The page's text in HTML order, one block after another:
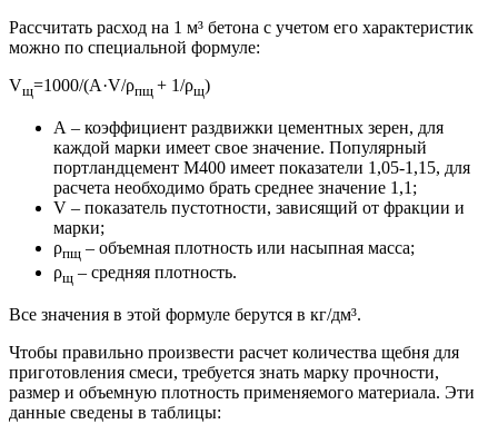
Рассчитать расход на 1 м³ бетона с учетом его характеристик
можно по специальной формуле:
Vщ=1000/(А·V/ρпщ + 1/ρщ)
А – коэффициент раздвижки цементных зерен, для
каждой марки имеет свое значение. Популярный
портландцемент М400 имеет показатели 1,05-1,15, для
расчета необходимо брать среднее значение 1,1;
V – показатель пустотности, зависящий от фракции и
марки;
ρпщ – объемная плотность или насыпная масса;
ρщ – средняя плотность.
Все значения в этой формуле берутся в кг/дм³.
Чтобы правильно произвести расчет количества щебня для
приготовления смеси, требуется знать марку прочности,
размер и объемную плотность применяемого материала. Эти
данные сведены в таблицы: